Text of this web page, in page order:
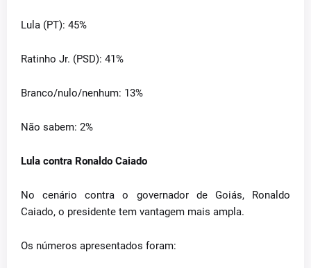
Lula (PT): 45%
Ratinho Jr. (PSD): 41%
Branco/nulo/nenhum: 13%
Não sabem: 2%
Lula contra Ronaldo Caiado
No cenário contra o governador de Goiás, Ronaldo
Caiado, o presidente tem vantagem mais ampla.
Os números apresentados foram: